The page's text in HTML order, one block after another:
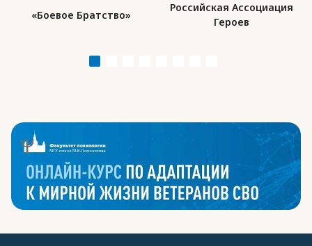
«Боевое Братство»
Российская Ассоциация
Героев